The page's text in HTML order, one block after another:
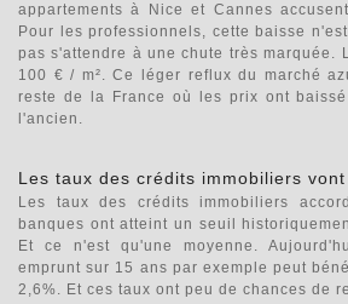
appartements à Nice et Cannes
Pour les professionnels, cette baisse
pas s'attendre à une chute très marquée.
100 € / m². Ce léger reflux du marché
reste de la France où les prix ont
l'ancien.
Les taux des crédits immobiliers
Les taux des crédits immobiliers
banques ont atteint un seuil
Et ce n'est qu'une moyenne.
emprunt sur 15 ans par exemple peut
2,6%. Et ces taux ont peu de chances de